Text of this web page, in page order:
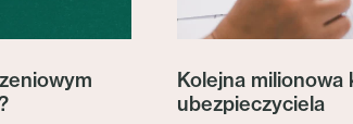
Kolejna milionowa
ubezpieczyciela